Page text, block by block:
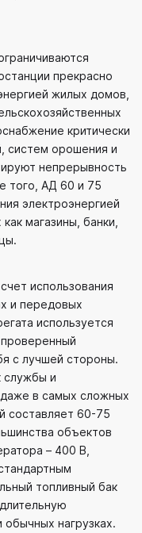
прекрасно
жилых домов,
критически
систем орошения и
непрерывность
того, АД 60 и 75
электроэнергией
магазины, банки,
использования
и передовых
используется
с лучшей стороны.
службы и
в самых сложных
составляет 60-75
объектов
– 400 В,
топливный бак
нагрузках.